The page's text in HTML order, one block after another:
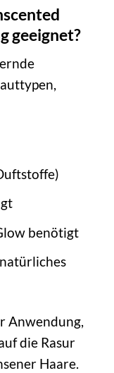
geeignet?
benötigt
Anwendung,
die Rasur
Haare.